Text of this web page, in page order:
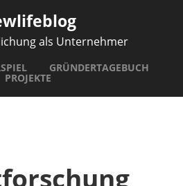
als Unternehmer
GRÜNDERTAGEBUCH
PROJEKTE